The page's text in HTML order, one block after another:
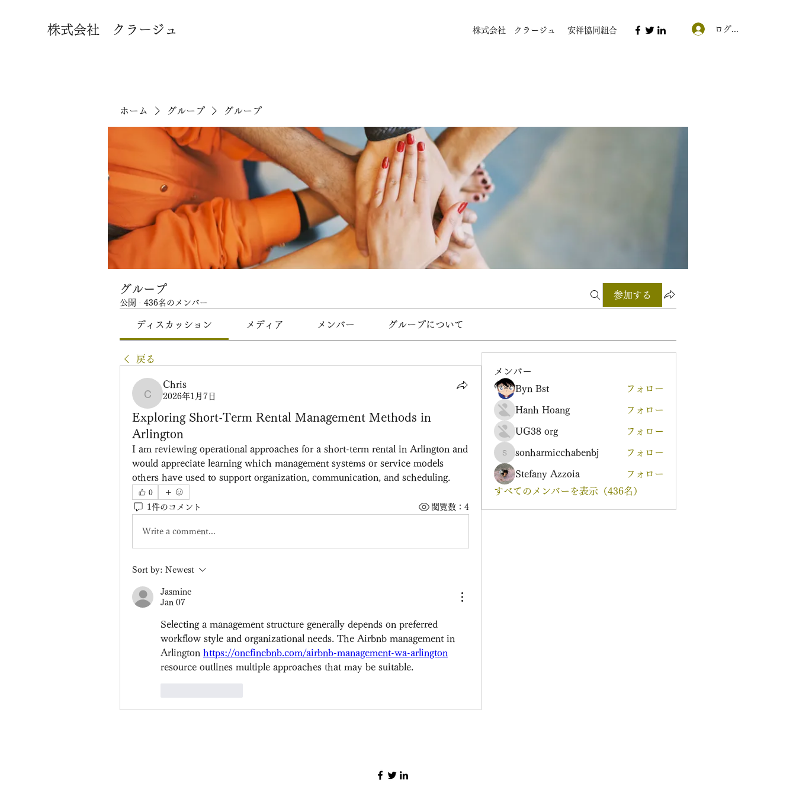
株式会社 クラージュ 株式会社 クラージュ 安祥協同組合 ログイン
ホーム グループ グループ
グループ
公開 · 436名のメンバー
参加する
ディスカッション メディア メンバー グループについて
戻る
Chris
Chris
2026年1月7日
Exploring Short-Term Rental Management Methods in
Arlington
I am reviewing operational approaches for a short-term rental in Arlington and
would appreciate learning which management systems or service models
others have used to support organization, communication, and scheduling.
0
1件のコメント 閲覧数：4
Write a comment...
Sort by: Newest
Jasmine
Jan 07
Selecting a management structure generally depends on preferred
workflow style and organizational needs. The Airbnb management in
Arlington https://onefinebnb.com/airbnb-management-wa-arlington
resource outlines multiple approaches that may be suitable.
メンバー
Byn Bst
フォロー
Hanh Hoang フォロー
UG38 org フォロー
sonharmicchabenbj
sonharmicchabenbj フォロー
Stefany Azzoia
フォロー
すべてのメンバーを表示（436名）